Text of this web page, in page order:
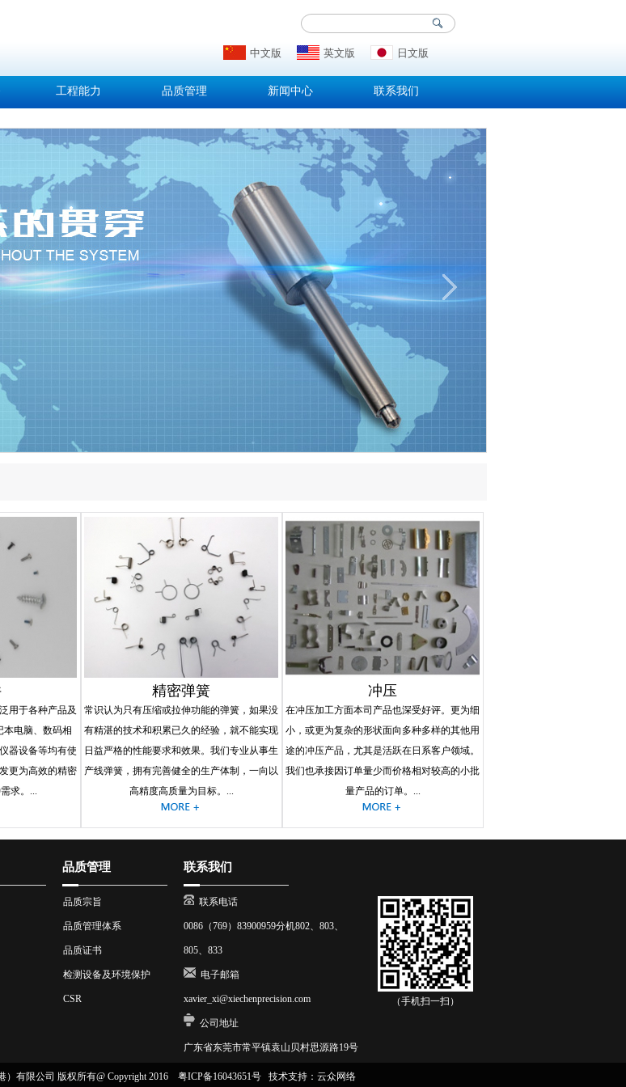
中文版 英文版 日文版
工程能力 品质管理 新闻中心 联系我们
用于各种产品及
本电脑、数码相
器设备等均有使
更为高效的精密
求。...
精密弹簧
常识认为只有压缩或拉伸功能的弹簧，如果没
有精湛的技术和积累已久的经验，就不能实现
日益严格的性能要求和效果。我们专业从事生
产线弹簧，拥有完善健全的生产体制，一向以
高精度高质量为目标。...
冲压
在冲压加工方面本司产品也深受好评。更为细
小，或更为复杂的形状面向多种多样的其他用
途的冲压产品，尤其是活跃在日系客户领域。
我们也承接因订单量少而价格相对较高的小批
量产品的订单。...
品质管理
品质宗旨
品质管理体系
品质证书
检测设备及环境保护
CSR
联系我们
联系电话
0086（769）83900959分机802、803、
805、833
电子邮箱
xavier_xi@xiechenprecision.com
公司地址
广东省东莞市常平镇袁山贝村思源路19号
（手机扫一扫）
有限公司 版权所有@ Copyright 2016 粤ICP备16043651号 技术支持：云众网络